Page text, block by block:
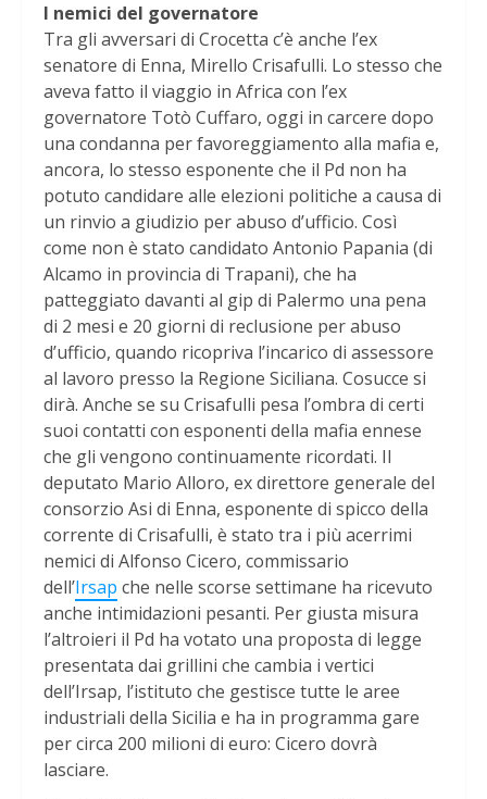
I nemici del governatore
Tra gli avversari di Crocetta c’è anche l’ex
senatore di Enna, Mirello Crisafulli. Lo stesso che
aveva fatto il viaggio in Africa con l’ex
governatore Totò Cuffaro, oggi in carcere dopo
una condanna per favoreggiamento alla mafia e,
ancora, lo stesso esponente che il Pd non ha
potuto candidare alle elezioni politiche a causa di
un rinvio a giudizio per abuso d’ufficio. Così
come non è stato candidato Antonio Papania (di
Alcamo in provincia di Trapani), che ha
patteggiato davanti al gip di Palermo una pena
di 2 mesi e 20 giorni di reclusione per abuso
d’ufficio, quando ricopriva l’incarico di assessore
al lavoro presso la Regione Siciliana. Cosucce si
dirà. Anche se su Crisafulli pesa l’ombra di certi
suoi contatti con esponenti della mafia ennese
che gli vengono continuamente ricordati. Il
deputato Mario Alloro, ex direttore generale del
consorzio Asi di Enna, esponente di spicco della
corrente di Crisafulli, è stato tra i più acerrimi
nemici di Alfonso Cicero, commissario
dell’Irsap che nelle scorse settimane ha ricevuto
anche intimidazioni pesanti. Per giusta misura
l’altroieri il Pd ha votato una proposta di legge
presentata dai grillini che cambia i vertici
dell’Irsap, l’istituto che gestisce tutte le aree
industriali della Sicilia e ha in programma gare
per circa 200 milioni di euro: Cicero dovrà
lasciare.